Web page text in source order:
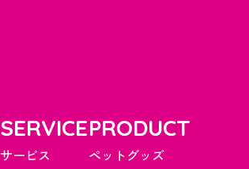
SERVICE
サービス
PRODUCT
ペットグッズ